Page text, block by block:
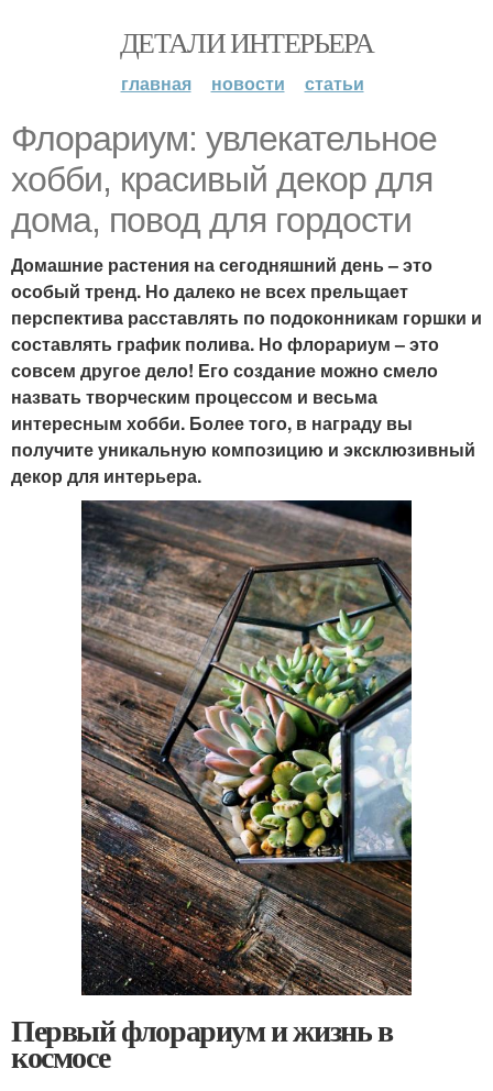
ДЕТАЛИ ИНТЕРЬЕРА
главная новости статьи
Флорариум: увлекательное
хобби, красивый декор для
дома, повод для гордости
Домашние растения на сегодняшний день – это
особый тренд. Но далеко не всех прельщает
перспектива расставлять по подоконникам горшки и
составлять график полива. Но флорариум – это
совсем другое дело! Его создание можно смело
назвать творческим процессом и весьма
интересным хобби. Более того, в награду вы
получите уникальную композицию и эксклюзивный
декор для интерьера.
Первый флорариум и жизнь в
космосе